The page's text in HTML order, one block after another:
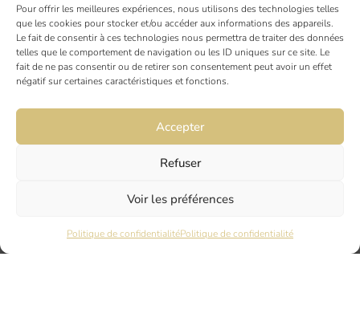
Pour offrir les meilleures expériences, nous utilisons des technologies telles
que les cookies pour stocker et/ou accéder aux informations des appareils.
Le fait de consentir à ces technologies nous permettra de traiter des données
telles que le comportement de navigation ou les ID uniques sur ce site. Le
fait de ne pas consentir ou de retirer son consentement peut avoir un effet
négatif sur certaines caractéristiques et fonctions.
Accepter
Refuser
Voir les préférences
Politique de confidentialitéPolitique de confidentialité
6 rue du Docteur Chaussier
21000 DIJON
NANTES
44000 Nantes
LYON
69004 LYON